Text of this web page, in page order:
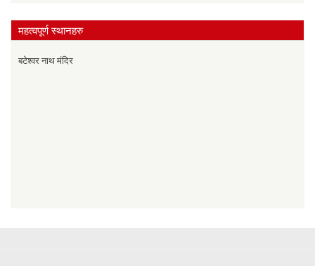
महत्वपूर्ण स्थानहरु
बटेश्वर नाथ मंदिर